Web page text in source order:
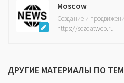
Moscow
Создание и
https://sozdatweb.ru
ДРУГИЕ МАТЕРИАЛЫ ПО